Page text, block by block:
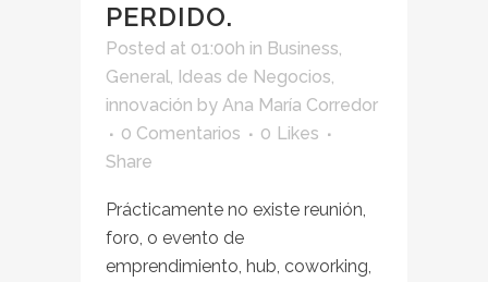
PERDIDO.
Posted at 01:00h in Business,
General, Ideas de Negocios,
innovación by Ana María Corredor
0 Comentarios
0 Likes
Share
Prácticamente no existe reunión,
foro, o evento de
emprendimiento, hub, coworking,